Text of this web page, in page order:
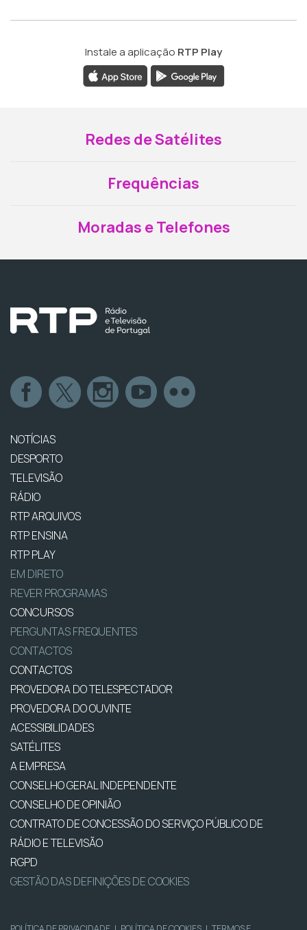
Instale a aplicação RTP Play
Redes de Satélites
Frequências
Moradas e Telefones
NOTÍCIAS
DESPORTO
TELEVISÃO
RÁDIO
RTP ARQUIVOS
RTP ENSINA
RTP PLAY
EM DIRETO
REVER PROGRAMAS
CONCURSOS
PERGUNTAS FREQUENTES
CONTACTOS
CONTACTOS
PROVEDORA DO TELESPECTADOR
PROVEDORA DO OUVINTE
ACESSIBILIDADES
SATÉLITES
A EMPRESA
CONSELHO GERAL INDEPENDENTE
CONSELHO DE OPINIÃO
CONTRATO DE CONCESSÃO DO SERVIÇO PÚBLICO DE
RÁDIO E TELEVISÃO
RGPD
GESTÃO DAS DEFINIÇÕES DE COOKIES